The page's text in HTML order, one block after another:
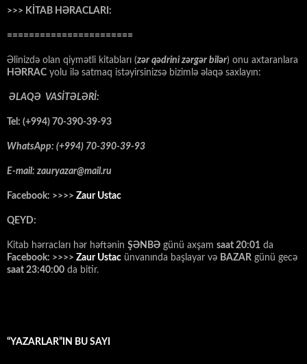
>>> KİTAB HƏRACLARI:
=======================
Əlinizdə olan qiymətli kitabları (zər qədrini zərgər bilər) onu axtaranlara
HƏRRAC yolu ilə satmaq istəyirsinizsə bizimlə əlaqə saxlayın:
ƏLAQƏ VASİTƏLƏRİ:
Tel: (+994) 70-390-39-93
WhatsApp: (+994) 70-390-39-93
E-mail: zauryazar@mail.ru
Facebook: >>>> Zaur Ustac
QEYD:
Kitab hərracları hər həftənin ŞƏNBƏ günü axşam saat 20:01 da
Facebook: >>>> Zaur Ustac ünvanında başlayar və BAZAR günü gecə
saat 23:40:00 da bitir.
“YAZARLAR”IN BU SAYI